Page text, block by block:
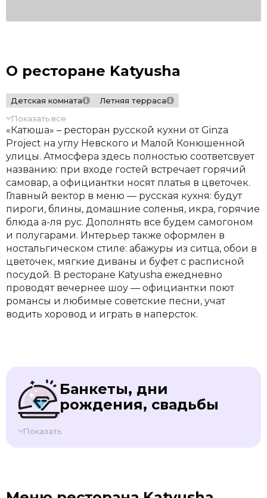
О ресторане Katyusha
Детская комната
Летняя терраса
Показать все
«Катюша» – ресторан русской кухни от Ginza
Project на углу Невского и Малой Конюшенной
улицы. Атмосфера здесь полностью соответсвует
названию: при входе гостей встречает горячий
самовар, а официантки носят платья в цветочек.
Главный вектор в меню — русская кухня: будут
пироги, блины, домашние соленья, икра, горячие
блюда а-ля рус. Дополнять все будем самогоном
и полугарами. Интерьер также оформлен в
ностальгическом стиле: абажуры из ситца, обои в
цветочек, мягкие диваны и буфет с расписной
посудой. В ресторане Katyusha ежедневно
проводят вечернее шоу — официантки поют
романсы и любимые советские песни, учат
водить хоровод и играть в наперсток.
Банкеты, дни
рождения, свадьбы
Показать